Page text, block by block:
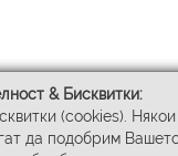
& Бисквитки:
(cookies).
да подобрим